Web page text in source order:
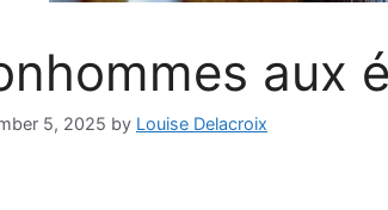
aux
5, 2025 by Louise Delacroix